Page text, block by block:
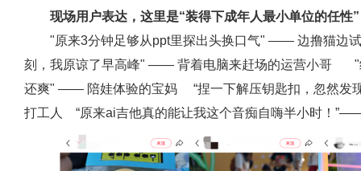
现场用户表达，这里是“装得下成年人最小单位的任性”
"原来3分钟足够从ppt里探出头换口气" —— 边撸猫
刻，我原谅了早高峰" —— 背着电脑来赶场的运营小哥 "
还爽" —— 陪娃体验的宝妈 “捏一下解压钥匙扣，忽然发
打工人 “原来ai吉他真的能让我这个音痴自嗨半小时！